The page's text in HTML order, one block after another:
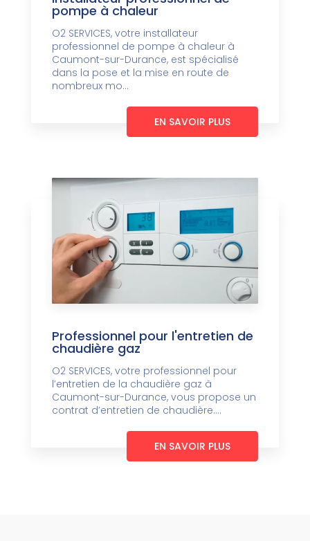
pompe à chaleur
O2 SERVICES, votre installateur
professionnel de pompe à chaleur à
Caumont-sur-Durance, est spécialisé
dans la pose et la mise en route de
nombreux mo...
EN SAVOIR PLUS
Professionnel pour l'entretien de
chaudière gaz
O2 SERVICES, votre professionnel pour
l’entretien de la chaudière gaz à
Caumont-sur-Durance, vous propose un
contrat d’entretien de chaudière....
EN SAVOIR PLUS